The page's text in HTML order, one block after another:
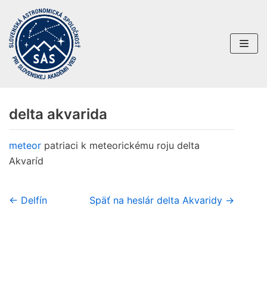
Preskočiť
na
obsah
delta akvarida
meteor patriaci k meteorickému roju delta
Akvaríd
← Delfín Späť na heslár delta Akvaridy →